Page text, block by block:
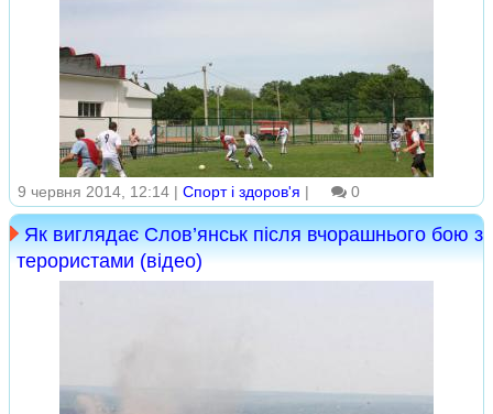
9 червня 2014, 12:14 | Спорт і здоров'я | 0
Як виглядає Слов’янськ після вчорашнього бою з
терористами (відео)